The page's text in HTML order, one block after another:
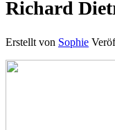
Richard
Erstellt von Sophie